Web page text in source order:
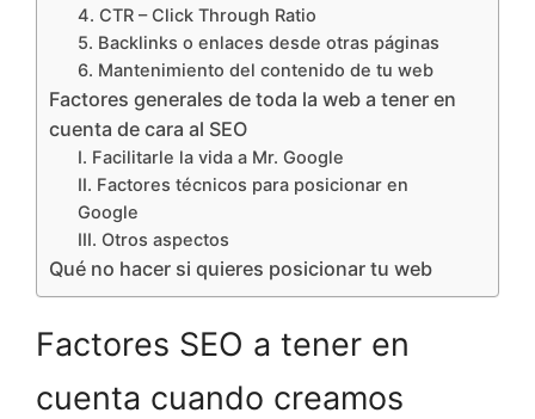
4. CTR – Click Through Ratio
5. Backlinks o enlaces desde otras páginas
6. Mantenimiento del contenido de tu web
Factores generales de toda la web a tener en
cuenta de cara al SEO
I. Facilitarle la vida a Mr. Google
II. Factores técnicos para posicionar en
Google
III. Otros aspectos
Qué no hacer si quieres posicionar tu web
Factores SEO a tener en
cuenta cuando creamos